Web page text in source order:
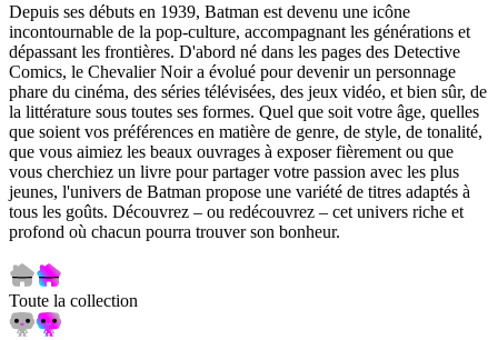
Depuis ses débuts en 1939, Batman est devenu une icône
incontournable de la pop-culture, accompagnant les générations et
dépassant les frontières. D'abord né dans les pages des Detective
Comics, le Chevalier Noir a évolué pour devenir un personnage
phare du cinéma, des séries télévisées, des jeux vidéo, et bien sûr, de
la littérature sous toutes ses formes. Quel que soit votre âge, quelles
que soient vos préférences en matière de genre, de style, de tonalité,
que vous aimiez les beaux ouvrages à exposer fièrement ou que
vous cherchiez un livre pour partager votre passion avec les plus
jeunes, l'univers de Batman propose une variété de titres adaptés à
tous les goûts. Découvrez – ou redécouvrez – cet univers riche et
profond où chacun pourra trouver son bonheur.
Toute la collection